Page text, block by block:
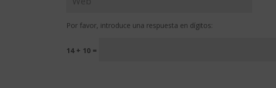
Por favor, introduce una respuesta en dígitos:
14 + 10 =